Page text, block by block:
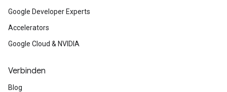
Google Developer Experts
Accelerators
Google Cloud & NVIDIA
Verbinden
Blog